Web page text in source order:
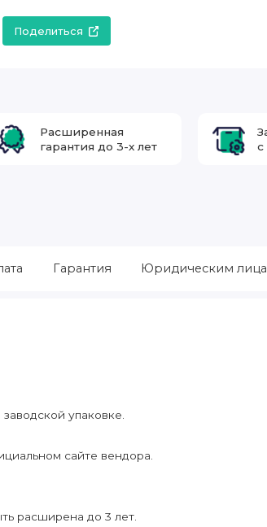
Поделиться
Расширенная
гарантия до 3-х лет
с
Гарантия Юридическим
упаковке.
сайте вендора.
расширена до 3 лет.